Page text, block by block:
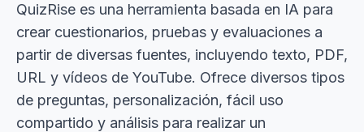
QuizRise es una herramienta basada en IA para
crear cuestionarios, pruebas y evaluaciones a
partir de diversas fuentes, incluyendo texto, PDF,
URL y vídeos de YouTube. Ofrece diversos tipos
de preguntas, personalización, fácil uso
compartido y análisis para realizar un